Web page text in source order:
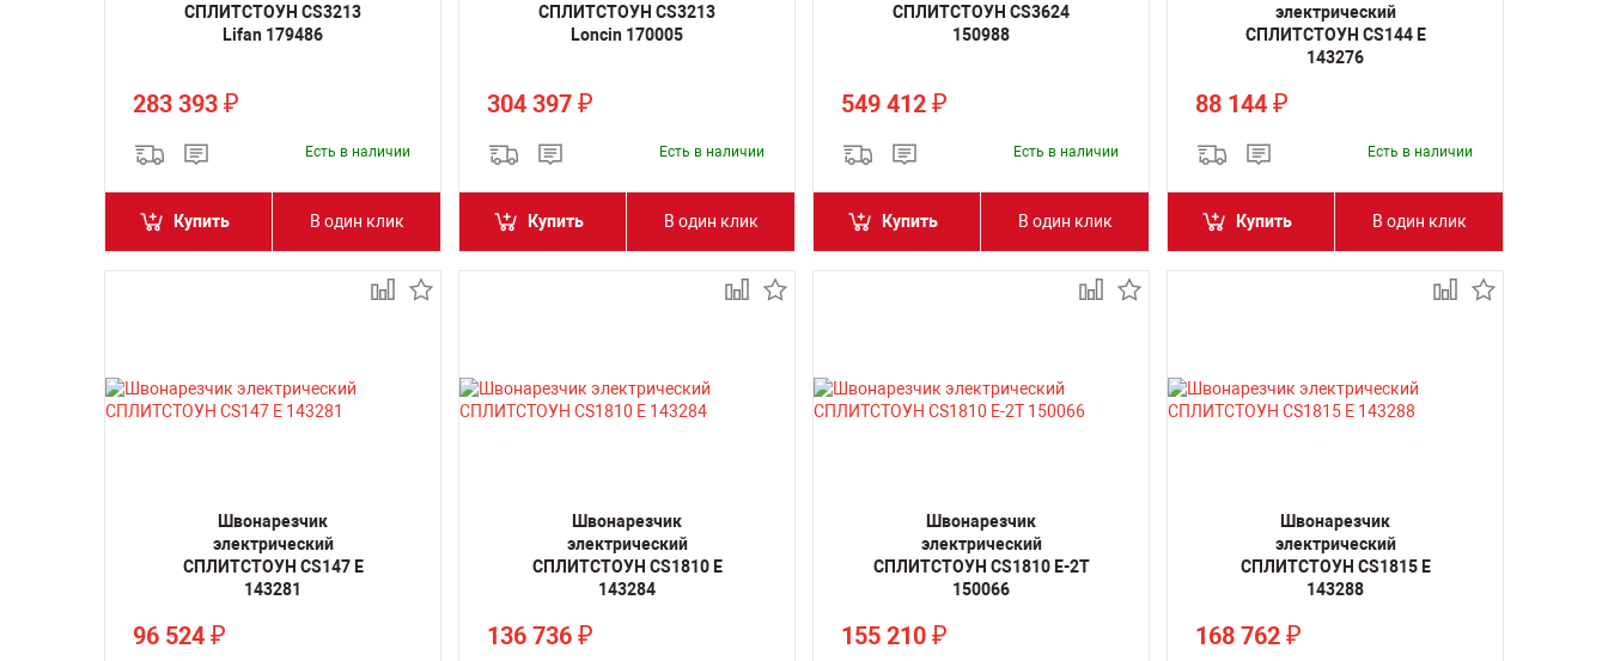
СПЛИТСТОУН CS3213
Lifan 179486
283 393 ₽
Есть в наличии
Купить В один клик
СПЛИТСТОУН CS3213
Loncin 170005
304 397 ₽
Есть в наличии
Купить В один клик
СПЛИТСТОУН CS3624
150988
549 412 ₽
Есть в наличии
Купить В один клик
электрический
СПЛИТСТОУН CS144 E
143276
88 144 ₽
Есть в наличии
Купить В один клик
Швонарезчик
электрический
СПЛИТСТОУН CS147 E
143281
96 524 ₽
Швонарезчик
электрический
СПЛИТСТОУН CS1810 E
143284
136 736 ₽
Швонарезчик
электрический
СПЛИТСТОУН CS1810 E-2T
150066
155 210 ₽
Швонарезчик
электрический
СПЛИТСТОУН CS1815 E
143288
168 762 ₽